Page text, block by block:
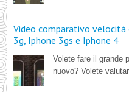
Video comparativo velocità
3g, Iphone 3gs e Iphone 4
Volete fare il grande
nuovo? Volete